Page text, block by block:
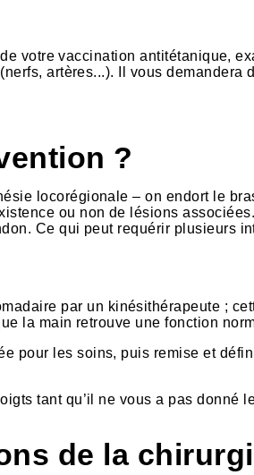
votre vaccination antitétanique,
artères...). Il vous demandera
?
locorégionale – on endort le
ou non de lésions
Ce qui peut requérir plusieurs
par un kinésithérapeute ;
la main retrouve une fonction
pour les soins, puis remise et
tant qu’il ne vous a pas donné
de la